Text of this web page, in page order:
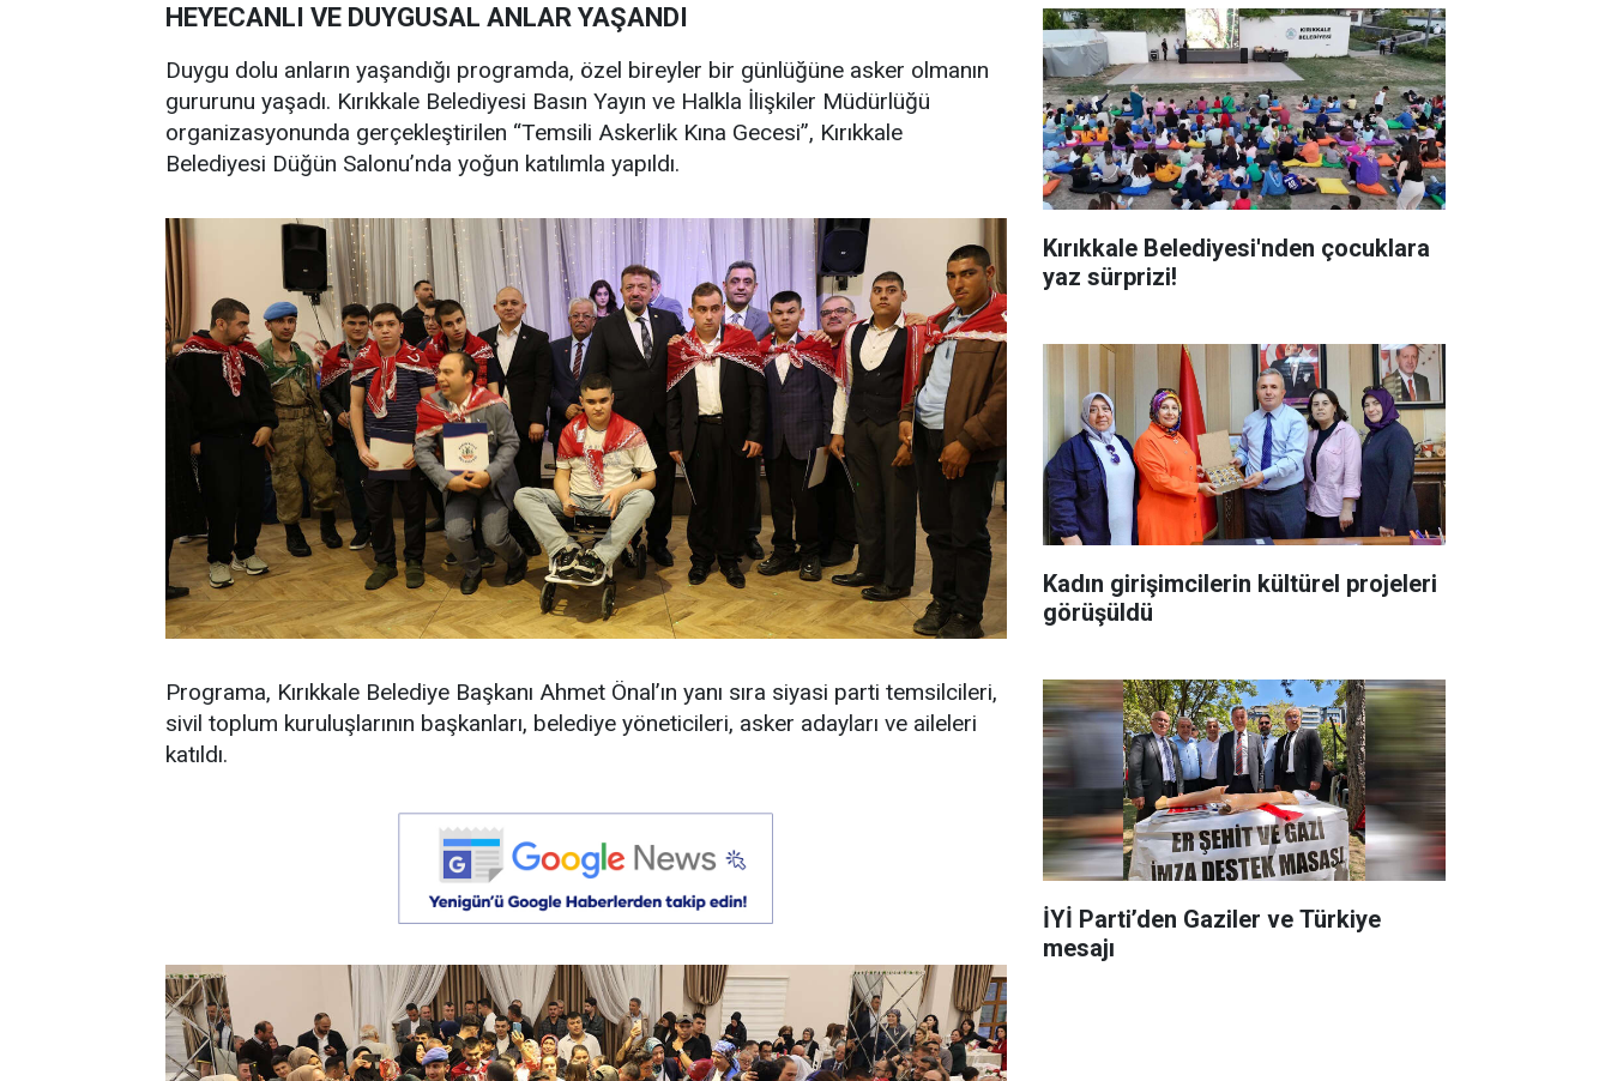
HEYECANLI VE DUYGUSAL ANLAR YAŞANDI
Duygu dolu anların yaşandığı programda, özel bireyler bir günlüğüne asker olmanın
gururunu yaşadı. Kırıkkale Belediyesi Basın Yayın ve Halkla İlişkiler Müdürlüğü
organizasyonunda gerçekleştirilen “Temsili Askerlik Kına Gecesi”, Kırıkkale
Belediyesi Düğün Salonu’nda yoğun katılımla yapıldı.
Programa, Kırıkkale Belediye Başkanı Ahmet Önal’ın yanı sıra siyasi parti temsilcileri,
sivil toplum kuruluşlarının başkanları, belediye yöneticileri, asker adayları ve aileleri
katıldı.
Kırıkkale Belediyesi'nden çocuklara
yaz sürprizi!
Kadın girişimcilerin kültürel projeleri
görüşüldü
İYİ Parti’den Gaziler ve Türkiye
mesajı